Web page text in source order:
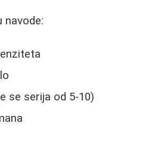
navode:
se serija od 5-10)